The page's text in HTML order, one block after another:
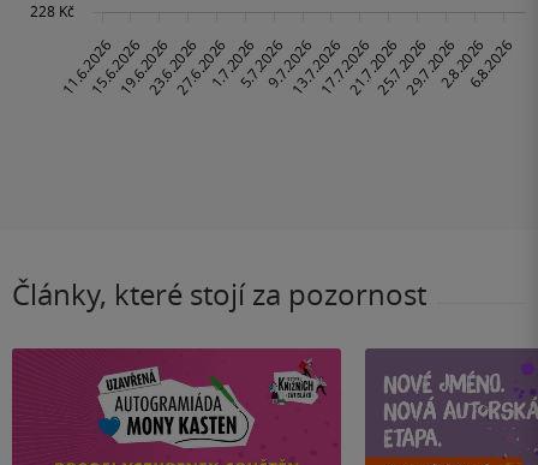
Články, které stojí za pozornost